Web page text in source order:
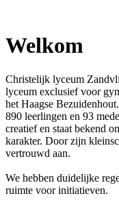
Welkom
Christelijk lyceum
lyceum exclusief voor
het Haagse
890 leerlingen en 93
creatief en staat bekend
karakter. Door zijn
vertrouwd aan.
We hebben duidelijke
ruimte voor initiatieven.